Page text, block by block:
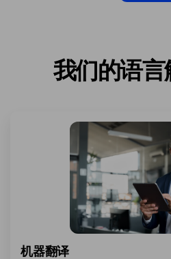
我们的语
机器翻译